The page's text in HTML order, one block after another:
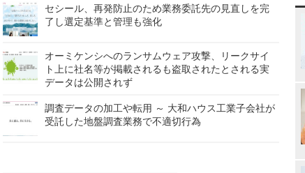
セシール、再発防止のため業務委託先の見直しを完
了し選定基準と管理も強化
オーミケンシへのランサムウェア攻撃、リークサイ
ト上に社名等が掲載されるも盗取されたとされる実
データは公開されず
調査データの加工や転用 ～ 大和ハウス工業子会社が
受託した地盤調査業務で不適切行為